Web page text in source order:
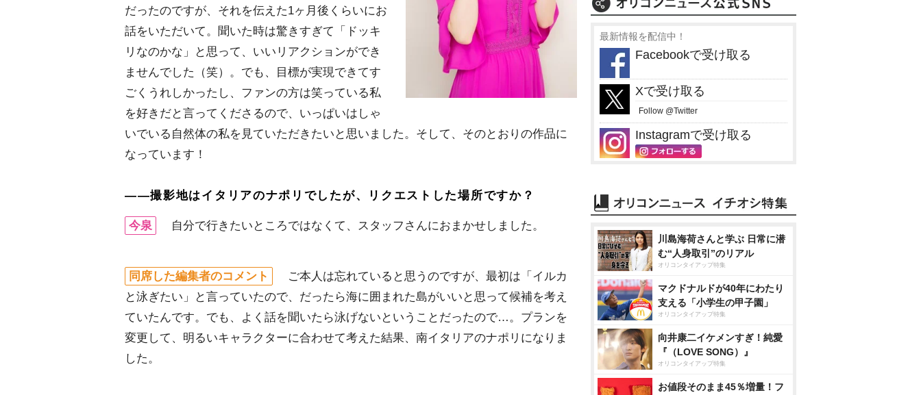
だったのですが、それを伝えた1ヶ月後くらいにお
話をいただいて。聞いた時は驚きすぎて「ドッキ
リなのかな」と思って、いいリアクションができ
ませんでした（笑）。でも、目標が実現できてす
ごくうれしかったし、ファンの方は笑っている私
を好きだと言ってくださるので、いっぱいはしゃ
いでいる自然体の私を見ていただきたいと思いました。そして、そのとおりの作品に
なっています！
――撮影地はイタリアのナポリでしたが、リクエストした場所ですか？
今泉 自分で行きたいところではなくて、スタッフさんにおまかせしました。
同席した編集者のコメント
ご本人は忘れていると思うのですが、最初は「イルカ
と泳ぎたい」と言っていたので、だったら海に囲まれた島がいいと思って候補を考え
ていたんです。でも、よく話を聞いたら泳げないということだったので…。プランを
変更して、明るいキャラクターに合わせて考えた結果、南イタリアのナポリになりま
した。
最新情報を配信中！
Facebookで受け取る
Xで受け取る
Follow @Twitter
Instagramで受け取る
川島海荷さんと学ぶ 日常に潜
む“人身取引”のリアル
オリコンタイアップ特集
マクドナルドが40年にわたり
支える「小学生の甲子園」
オリコンタイアップ特集
向井康二イケメンすぎ！純愛
『（LOVE SONG）』
オリコンタイアップ特集
お値段そのまま45％増量！フ